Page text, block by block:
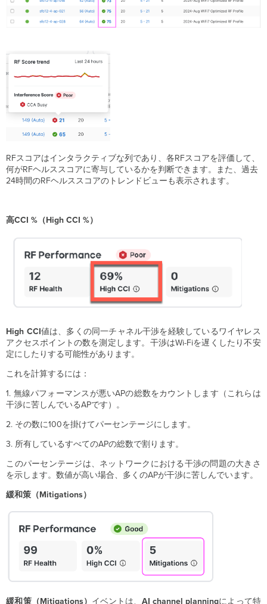
RFスコアはインタラクティブな列であり、各RFスコアを評価して、
何がRFヘルススコアに寄与しているかを判断できます。また、過去
24時間のRFヘルススコアのトレンドビューも表示されます。
高CCI %（High CCI %）
High CCI値は、多くの同一チャネル干渉を経験しているワイヤレス
アクセスポイントの数を測定します。干渉はWi-Fiを遅くしたり不安
定にしたりする可能性があります。
これを計算するには：
1. 無線パフォーマンスが悪いAPの総数をカウントします（これらは
干渉に苦しんでいるAPです）。
2. その数に100を掛けてパーセンテージにします。
3. 所有しているすべてのAPの総数で割ります。
このパーセンテージは、ネットワークにおける干渉の問題の大きさ
を示します。数値が高い場合、多くのAPが干渉に苦しんでいます。
緩和策（Mitigations）
緩和策（Mitigations） イベントは、AI channel planningによって特